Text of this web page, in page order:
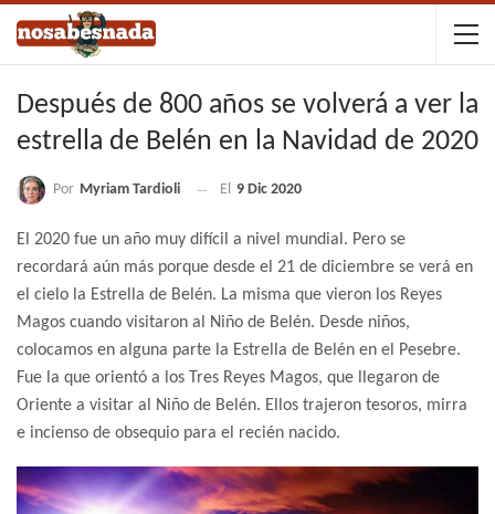
Después de 800 años se volverá a ver la
estrella de Belén en la Navidad de 2020
Por Myriam Tardioli El 9 Dic 2020
El 2020 fue un año muy difícil a nivel mundial. Pero se
recordará aún más porque desde el 21 de diciembre se verá en
el cielo la Estrella de Belén. La misma que vieron los Reyes
Magos cuando visitaron al Niño de Belén. Desde niños,
colocamos en alguna parte la Estrella de Belén en el Pesebre.
Fue la que orientó a los Tres Reyes Magos, que llegaron de
Oriente a visitar al Niño de Belén. Ellos trajeron tesoros, mirra
e incienso de obsequio para el recién nacido.